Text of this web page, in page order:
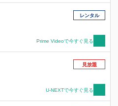
う。
レンタル
Prime Videoで今すぐ見る
見放題
U-NEXTで今すぐ見る